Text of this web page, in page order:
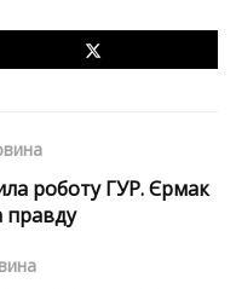
роботу ГУР. Єрмак
правду